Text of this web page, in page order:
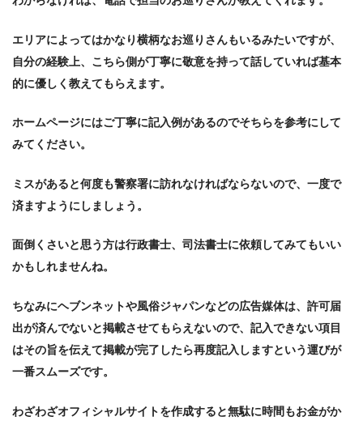
エリアによってはかなり横柄なお巡りさんもいるみたいですが、
自分の経験上、こちら側が丁寧に敬意を持って話していれば基本
的に優しく教えてもらえます。
ホームページにはご丁寧に記入例があるのでそちらを参考にして
みてください。
ミスがあると何度も警察署に訪れなければならないので、一度で
済ますようにしましょう。
面倒くさいと思う方は行政書士、司法書士に依頼してみてもいい
かもしれませんね。
ちなみにヘブンネットや風俗ジャパンなどの広告媒体は、許可届
出が済んでないと掲載させてもらえないので、記入できない項目
はその旨を伝えて掲載が完了したら再度記入しますという運びが
一番スムーズです。
わざわざオフィシャルサイトを作成すると無駄に時間もお金がか